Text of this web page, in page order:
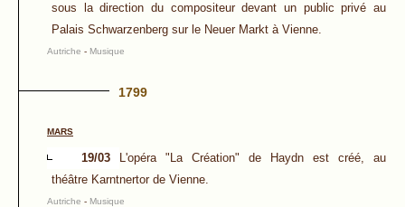
sous la direction du compositeur devant un public privé au
Palais Schwarzenberg sur le Neuer Markt à Vienne.
Autriche - Musique
1799
MARS
19/03
L'opéra "La Création" de Haydn est créé, au
théâtre Karntnertor de Vienne.
Autriche - Musique